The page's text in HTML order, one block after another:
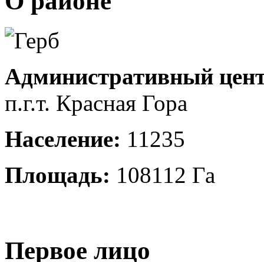
Административный
п.г.т. Красная Гора
Население: 11235
Площадь: 108112 Га
Первое лицо